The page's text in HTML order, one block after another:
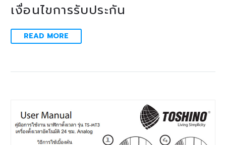
เงื่อนไขการรับประกัน
READ MORE